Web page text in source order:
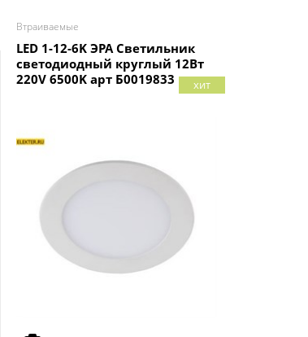
Втраиваемые
LED 1-12-6K ЭРА Светильник
светодиодный круглый 12Вт
220V 6500K арт Б0019833
хит